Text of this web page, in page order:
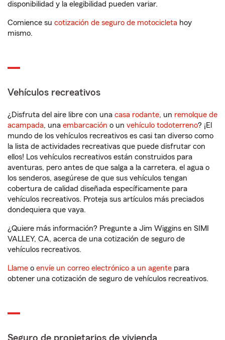
disponibilidad y la elegibilidad pueden variar.
Comience su cotización de seguro de motocicleta hoy
mismo.
Vehículos recreativos
¿Disfruta del aire libre con una casa rodante, un remolque de
acampada, una embarcación o un vehículo todoterreno? ¡El
mundo de los vehículos recreativos es casi tan diverso como
la lista de actividades recreativas que puede disfrutar con
ellos! Los vehículos recreativos están construidos para
aventuras, pero antes de que salga a la carretera, el agua o
los senderos, asegúrese de que sus vehículos tengan
cobertura de calidad diseñada específicamente para
vehículos recreativos. Proteja sus artículos más preciados
dondequiera que vaya.
¿Quiere más información? Pregunte a Jim Wiggins en SIMI
VALLEY, CA, acerca de una cotización de seguro de
vehículos recreativos.
Llame o envíe un correo electrónico a un agente para
obtener una cotización de seguro de vehículos recreativos.
Seguro de propietarios de vivienda